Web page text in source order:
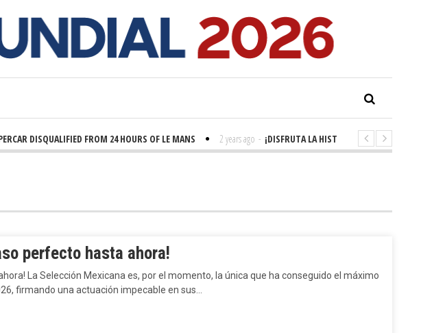
DISQUALIFIED FROM 24 HOURS OF LE MANS 2 years ago - ¡DISFRUTA LA HISTORIA! 'LA GRANDE SEINE'
perfecto hasta ahora!
La Selección Mexicana es, por el momento, la única que ha conseguido el máximo
firmando una actuación impecable en sus…